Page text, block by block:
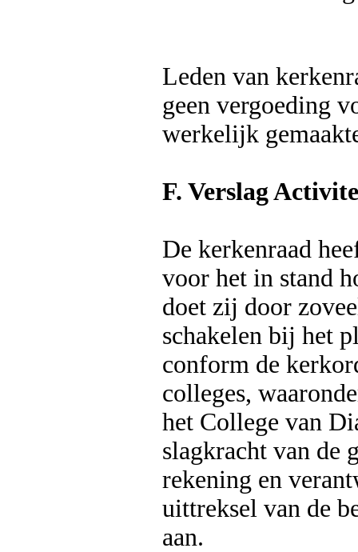
Leden van
geen vergoeding
werkelijk
F. Verslag
De kerkenraad
voor het in stand
doet zij door
schakelen bij het
conform de
colleges,
het College van
slagkracht van de
rekening en
uittreksel van de
aan.